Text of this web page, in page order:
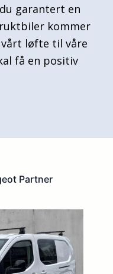
garantert en
kommer
løfte til våre
få en positiv
Partner